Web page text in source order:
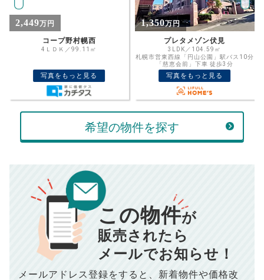
住宅ローン
金利
%
ボーナス
返済金額
万円
万円
返済シミュレーション計算結果
毎月の支払額 834
年間の支払額 10,005 円
資金計画のために査定額や希望売却価
格を入力して活用するのもおすすめ◎
計算する
00万円
■仲介手数料／ 00万円
■売買契約書印紙／ 0
■抵当権抹消費用／0万円
※購入価格よりも売却価格が高い場合、譲渡所得税が発生する
場合がございます。詳しくは最寄りの税務署などにご確認く
※シミュレーター結果はあくまでも概算であり、手残り金額を
1,350万円
プレタメゾン伏見
3LDK／104.59㎡
写真をもっと見る
1,899万円
3ＬＤＫ／74.66㎡
写真をもっと見る
希望の物件を探す
この物件が
販売されたら
メールでお知らせ！
メールアドレス登録をすると、 新着物件や価格改